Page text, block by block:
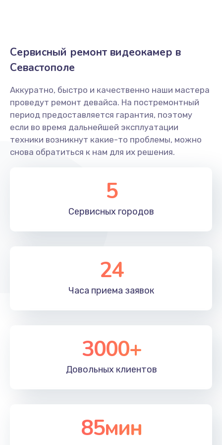
1400 руб.
Замена дисплея (экрана)
1600 руб.
Заказать
Замена диска управления
Заказать
Замена диафрагмы
Программный ремонт
Заказать
Сервисный ремонт видеокамер в
Севастополе
Аккуратно, быстро и качественно наши мастера
проведут ремонт девайса. На постремонтный
период предоставляется гарантия, поэтому
если во время дальнейшей эксплуатации
техники возникнут какие-то проблемы, можно
снова обратиться к нам для их решения.
5
Сервисных городов
24
Часа приема заявок
3000+
Довольных клиентов
85мин